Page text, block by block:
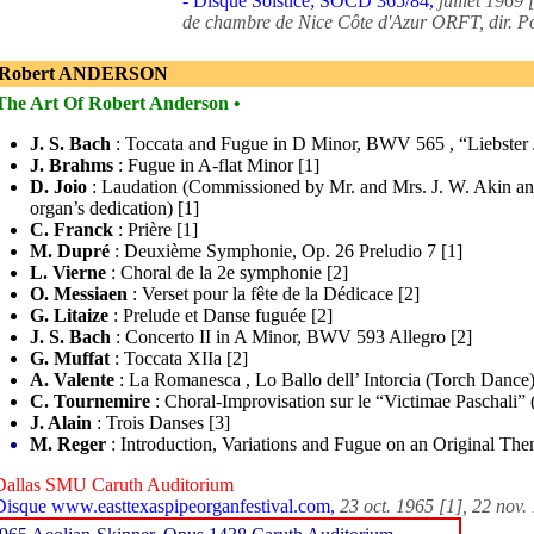
de chambre de Nice Côte d'Azur ORFT, dir.
ANDERSON
Art Of Robert Anderson •
J. S. Bach : Toccata and Fugue in D Minor, BWV 565 ,
J. Brahms : Fugue in A-flat Minor [1]
D. Joio : Laudation (Commissioned by Mr. and Mrs. J. W. Akin
organ’s dedication) [1]
C. Franck : Prière [1]
M. Dupré : Deuxième Symphonie, Op. 26 Preludio 7 [1]
L. Vierne : Choral de la 2e symphonie [2]
O. Messiaen : Verset pour la fête de la Dédicace [2]
G. Litaize : Prelude et Danse fuguée [2]
J. S. Bach : Concerto II in A Minor, BWV 593 Allegro [2]
G. Muffat : Toccata XIIa [2]
A. Valente : La Romanesca , Lo Ballo dell’ Intorcia (Torch
C. Tournemire : Choral-Improvisation sur le “Victimae
J. Alain : Trois Danses [3]
M. Reger : Introduction, Variations and Fugue on an Original
SMU Caruth Auditorium
www.easttexaspipeorganfestival.com, 23 oct. 1965 [1], 22